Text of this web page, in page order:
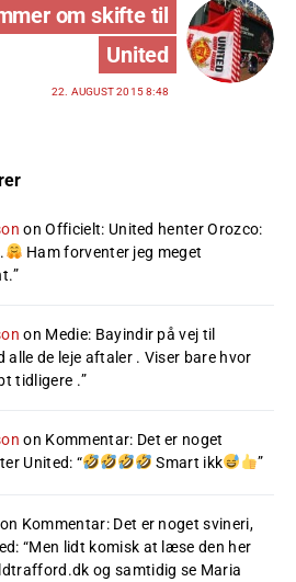
om skifte til
United
22. AUGUST 2015 8:48
onOfficielt: United henter Orozco:
Ham forventer jeg meget
”
on Medie: Bayindir på vej til
alle de leje aftaler . Viser bare hvor
tidligere .”
on Kommentar: Det er noget
United: “ Smart ikk ”
on Kommentar: Det er noget svineri,
: “Men lidt komisk at læse den her
og samtidig se Maria